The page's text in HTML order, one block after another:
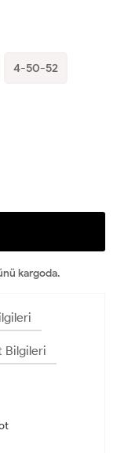
4-50-52
kargoda.
Bilgileri